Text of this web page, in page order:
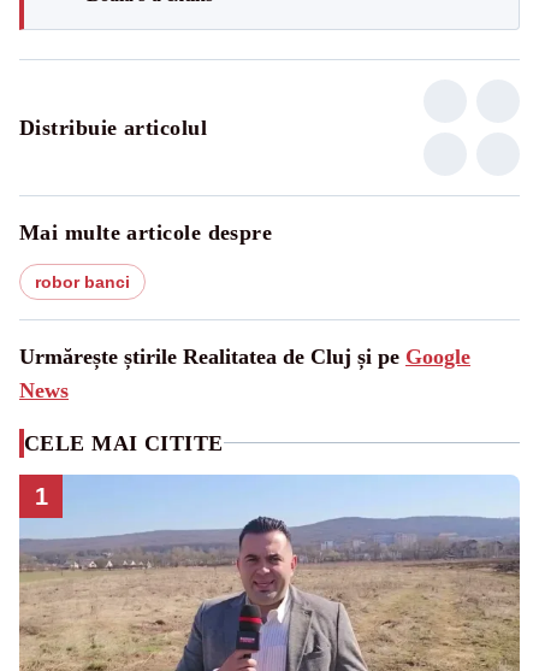
Distribuie articolul
Mai multe articole despre
robor banci
Urmărește știrile Realitatea de Cluj și pe Google
News
CELE MAI CITITE
1